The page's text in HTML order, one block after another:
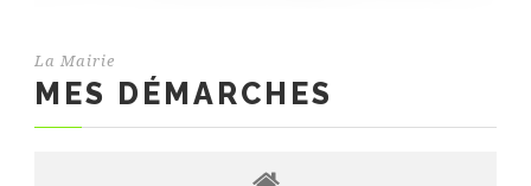
La Mairie
MES DÉMARCHES